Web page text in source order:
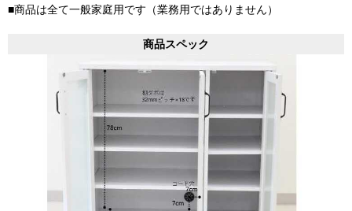
■商品は全て一般家庭用です（業務用ではありません）
商品スペック